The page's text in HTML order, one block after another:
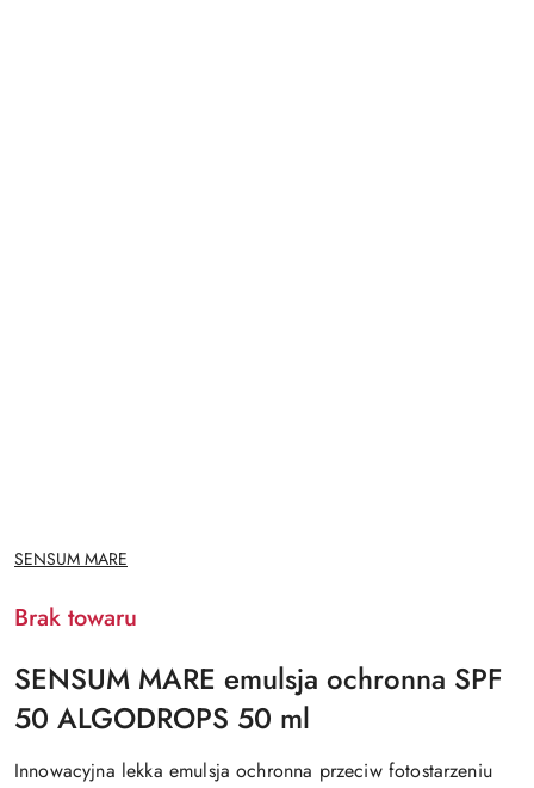
NAZWA
PRODUCENTA:
​SENSUM MARE
Brak towaru
SENSUM MARE emulsja ochronna SPF
50 ALGODROPS 50 ml
Innowacyjna lekka emulsja ochronna przeciw fotostarzeniu